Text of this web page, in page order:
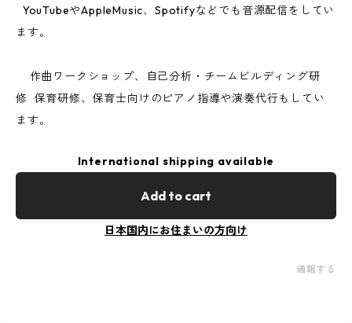
YouTubeやAppleMusic、Spotifyなどでも音源配信をしてい
ます。
作曲ワークショップ、自己分析・チームビルディング研
修 保育研修、保育士向けのピアノ指導や演奏代行もしてい
ます。
International shipping available
Add to cart
日本国内にお住まいの方向け
通報する